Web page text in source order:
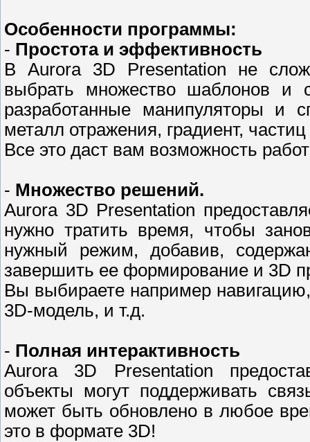
Особенности программы:
- Простота и эффективность
В Aurora 3D Presentation не
выбрать множество шаблонов и
разработанные манипуляторы и
металл отражения, градиент,
Все это даст вам возможность
- Множество решений.
Aurora 3D Presentation
нужно тратить время, чтобы
нужный режим, добавив,
завершить ее формирование и 3D
Вы выбираете например
3D-модель, и т.д.
- Полная интерактивность
Aurora 3D Presentation
объекты могут поддерживать
может быть обновлено в любое
это в формате 3D!